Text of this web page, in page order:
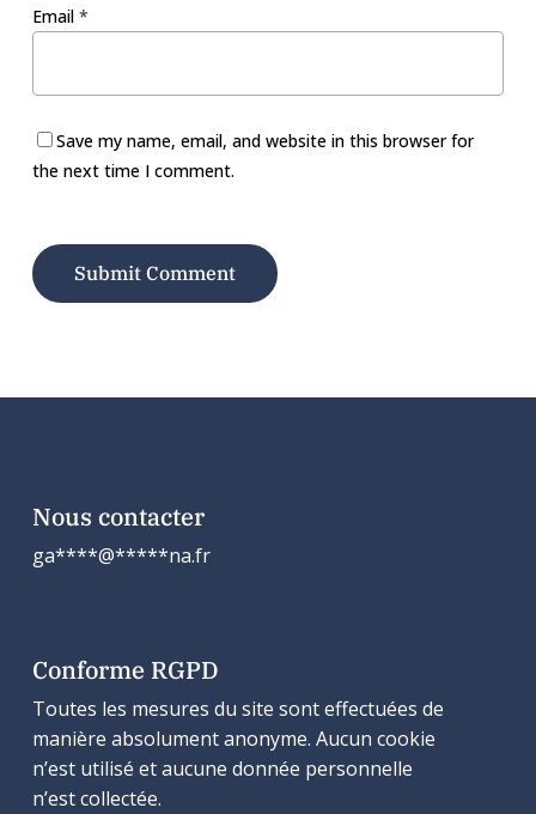
Email *
Save my name, email, and website in this browser for
the next time I comment.
Nous contacter
ga****@*****na.fr
Conforme RGPD
Toutes les mesures du site sont effectuées de
manière absolument anonyme. Aucun cookie
n’est utilisé et aucune donnée personnelle
n’est collectée.